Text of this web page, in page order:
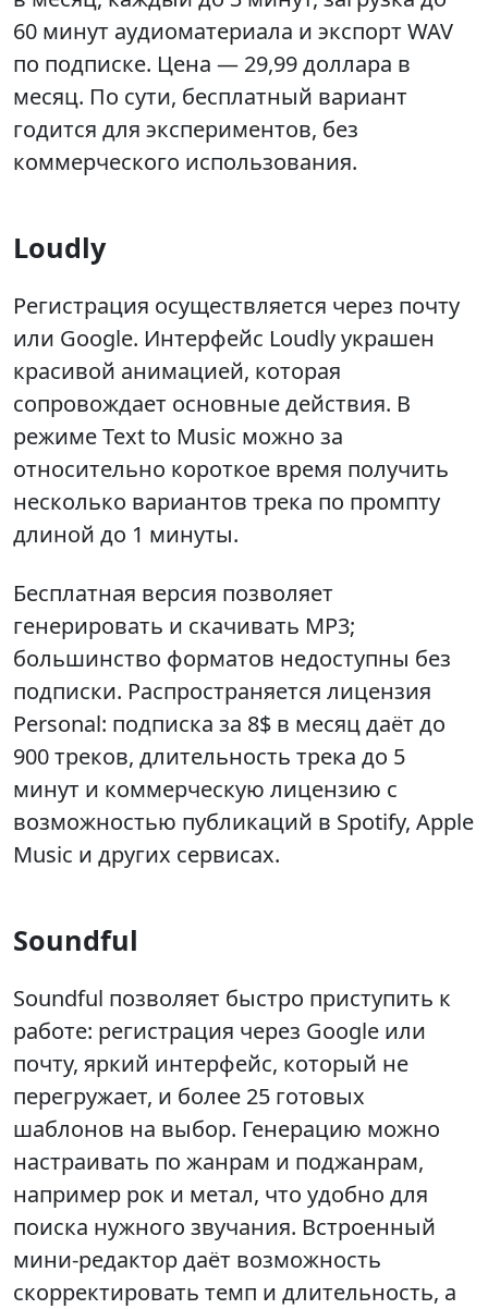
60 минут аудиоматериала и экспорт WAV
по подписке. Цена — 29,99 доллара в
месяц. По сути, бесплатный вариант
годится для экспериментов, без
коммерческого использования.
Loudly
Регистрация осуществляется через почту
или Google. Интерфейс Loudly украшен
красивой анимацией, которая
сопровождает основные действия. В
режиме Text to Music можно за
относительно короткое время получить
несколько вариантов трека по промпту
длиной до 1 минуты.
Бесплатная версия позволяет
генерировать и скачивать MP3;
большинство форматов недоступны без
подписки. Распространяется лицензия
Personal: подписка за 8$ в месяц даёт до
900 треков, длительность трека до 5
минут и коммерческую лицензию с
возможностью публикаций в Spotify, Apple
Music и других сервисах.
Soundful
Soundful позволяет быстро приступить к
работе: регистрация через Google или
почту, яркий интерфейс, который не
перегружает, и более 25 готовых
шаблонов на выбор. Генерацию можно
настраивать по жанрам и поджанрам,
например рок и метал, что удобно для
поиска нужного звучания. Встроенный
мини‑редактор даёт возможность
скорректировать темп и длительность, а